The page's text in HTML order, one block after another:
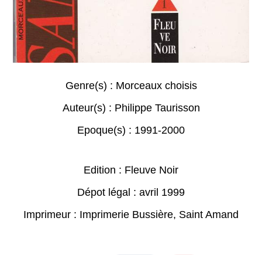
Genre(s) : Morceaux choisis
Auteur(s) : Philippe Taurisson
Epoque(s) : 1991-2000
Edition : Fleuve Noir
Dépot légal : avril 1999
Imprimeur : Imprimerie Bussière, Saint Amand